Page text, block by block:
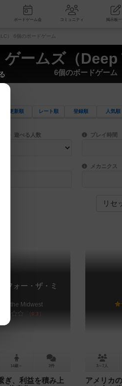
着レビュー ボードゲーム会 コミュニティ
） 6個のボードゲーム
ームズ（Deep
6個のボードゲーム
更新順 レート順 登録順 人気順
できます。
。 プレイ対象人数に含まれるボードゲームを指
遊べる人数 目安となる
プレイ時間
フ・ストーリーを指定することができます。
ゲーム性を
メカニクス
リセ
フォー・ザ・ミ
for the Midwest
6.3
14歳～ 2件
ぎ、利益を積み上
3～7人
アメリカ